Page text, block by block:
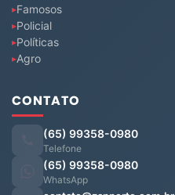
Famosos
Policial
Políticas
Agro
CONTATO
(65) 99358-0980
Telefone
(65) 99358-0980
WhatsApp